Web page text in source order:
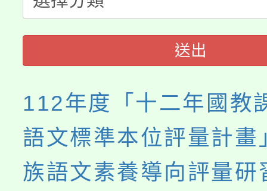
程
送出
112年度「十二年國教
語文標準本位評量計畫
族語文素養導向評量研